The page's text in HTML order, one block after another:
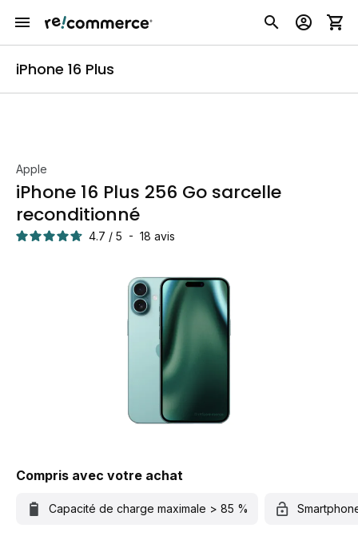
iPhone 16 Plus
Apple
iPhone 16 Plus 256 Go sarcelle
reconditionné
4.7 / 5 - 18 avis
Compris avec votre achat
Capacité de charge maximale > 85 %